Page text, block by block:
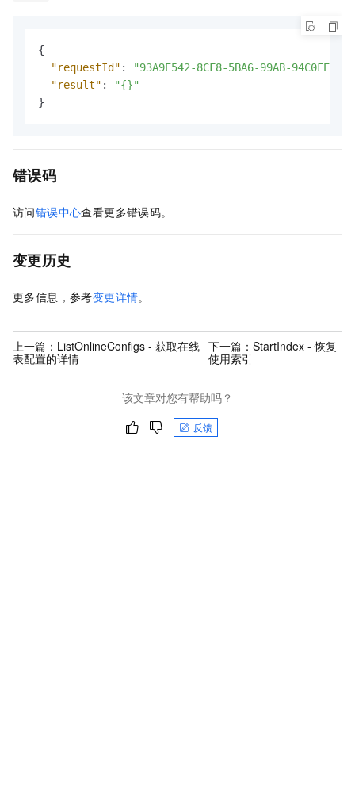
{
"requestId" :
"93A9E542-8CF8-5BA6-99AB-
"result" :
"{}"
}
错误码
访问错误中心查看更多错误码。
变更历史
更多信息，参考变更详情。
上一篇： ListOnlineConfigs - 获取在线
表配置的详情
下一篇：StartIndex - 恢复
使用索引
该文章对您有帮助吗？
反馈